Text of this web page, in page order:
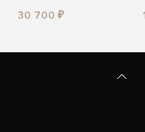
30 700 ₽